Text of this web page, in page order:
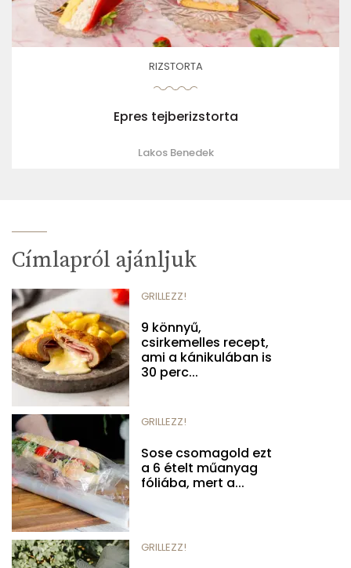
RIZSTORTA
Epres tejberizstorta
Lakos Benedek
Címlapról ajánljuk
GRILLEZZ!
9 könnyű,
csirkemelles recept,
ami a kánikulában is
30 perc...
GRILLEZZ!
Sose csomagold ezt
a 6 ételt műanyag
fóliába, mert a...
GRILLEZZ!